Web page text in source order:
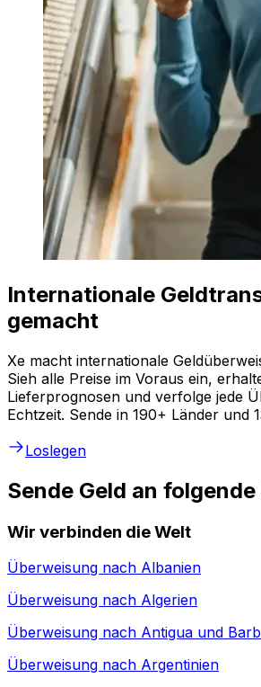
Internationale
gemacht
Xe macht internationale
Sieh alle Preise im Voraus ein,
Lieferprognosen und verfolge jede
Echtzeit. Sende in 190+ Länder und
Loslegen
Sende Geld an
Wir verbinden die Welt
Überweisung nach Albanien
Überweisung nach Algerien
Überweisung nach Antigua und
Überweisung nach Argentinien